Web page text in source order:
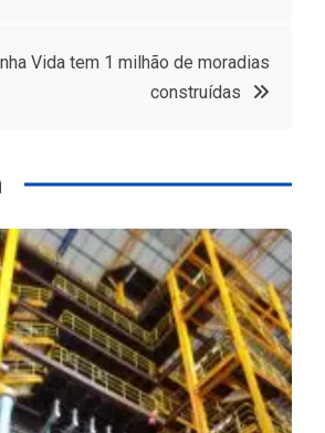
Vida tem 1 milhão de moradias
construídas